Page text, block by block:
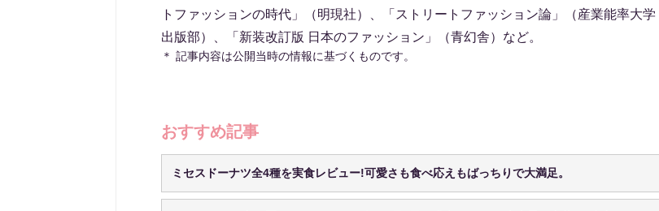
トファッションの時代」（明現社）、「ストリートファッション論」（産業能率大学
出版部）、「新装改訂版 日本のファッション」（青幻舎）など。
＊ 記事内容は公開当時の情報に基づくものです。
おすすめ記事
ミセスドーナツ全4種を実食レビュー!可愛さも食べ応えもばっちりで大満足。